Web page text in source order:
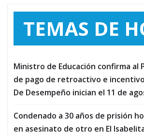
TEMAS DE
Ministro de Educación confirma al
de pago de retroactivo e
De Desempeño inician el 11 de
Condenado a 30 años de prisión
en asesinato de otro en El